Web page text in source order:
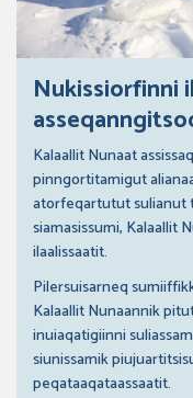
Nukissiorfinni
Kalaallit Nunaat
pinngortitamigut
atorfeqartutut sulianut
siamasissumi, Kalaallit
ilaalissaatit.
Pilersuisarneq
Kalaallit Nunaannik
inuiaqatigiinni
siunissamik
peqataaqataassaatit.